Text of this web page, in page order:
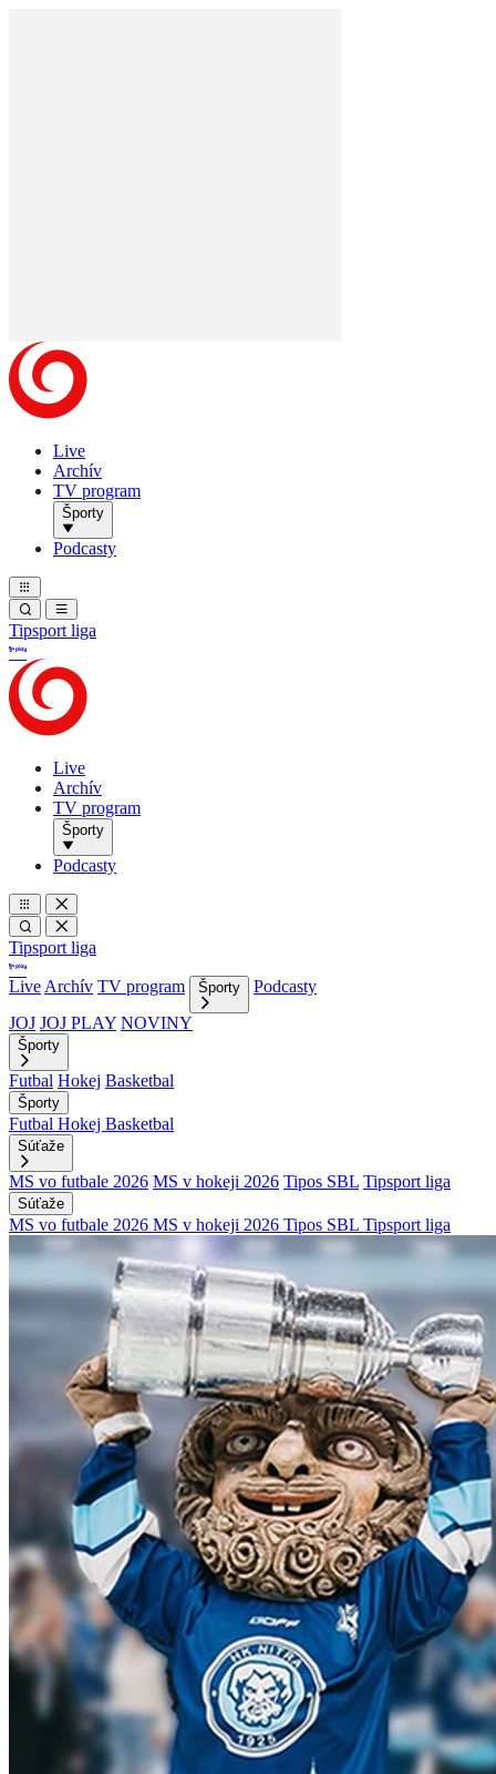
Live
Archív
TV program
Športy
Podcasty
Tipsport liga
Live
Archív
TV program
Športy
Podcasty
Tipsport liga
Live Archív TV program Športy
Podcasty
JOJ JOJ PLAY NOVINY
Športy
Futbal Hokej Basketbal
Športy
Futbal Hokej Basketbal
Súťaže
MS vo futbale 2026 MS v hokeji 2026 Tipos SBL Tipsport liga
Súťaže
MS vo futbale 2026 MS v hokeji 2026 Tipos SBL Tipsport liga